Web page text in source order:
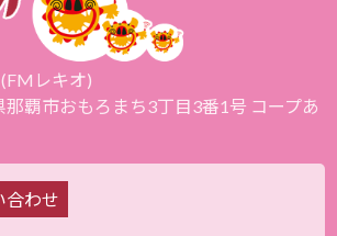
レキオ)
那覇市おもろまち3丁目3番1号 コープあ
合わせ